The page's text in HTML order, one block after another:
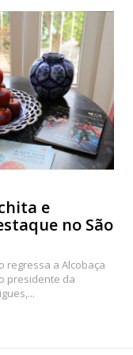
e
no São
regressa a Alcobaça
presidente da